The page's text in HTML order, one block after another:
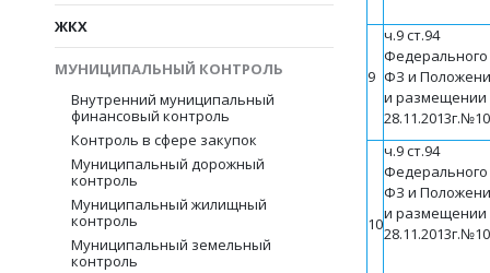
ЖКХ
МУНИЦИПАЛЬНЫЙ КОНТРОЛЬ
Внутренний муниципальный
финансовый контроль
Контроль в сфере закупок
Муниципальный дорожный
контроль
Муниципальный жилищный
контроль
Муниципальный земельный
контроль
9
ч.9 ст.94
Федерального
ФЗ и
и размещении
10
ч.9 ст.94
Федерального
ФЗ и
и размещении